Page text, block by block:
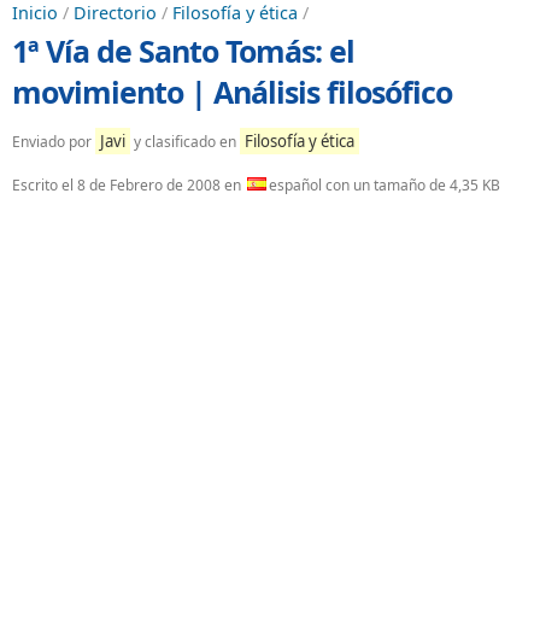
Inicio / Directorio / Filosofía y ética /
1ª Vía de Santo Tomás: el
movimiento | Análisis filosófico
Enviado por Javi y clasificado en Filosofía y ética
Escrito el 8 de Febrero de 2008en español con un tamaño de 4,35 KB